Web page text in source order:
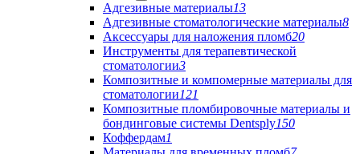
Адгезивные материалы13
Адгезивные стоматологические материалы8
Аксессуары для наложения пломб20
Инструменты для терапевтической
стоматологии3
Композитные и компомерные материалы для
стоматологии121
Композитные пломбировочные материалы и
бондинговые системы Dentsply150
Коффердам1